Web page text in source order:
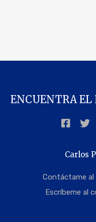
ENCUENTRA EL
Carlos
Contáctame
Escríbeme al